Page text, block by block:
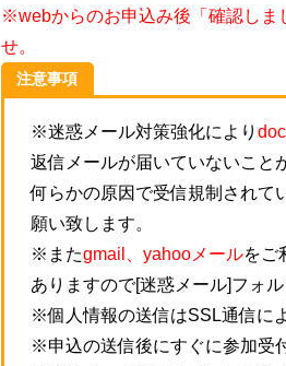
※webからのお申込み後「確認しま
せ。
注意事項
※迷惑メール対策強化により
返信メールが届いていないこと
何らかの原因で受信規制されて
願い致します。
※またgmail、yahooメールをご
ありますので[迷惑メール]フォ
※個人情報の送信はSSL通信に
※申込の送信後にすぐに参加受